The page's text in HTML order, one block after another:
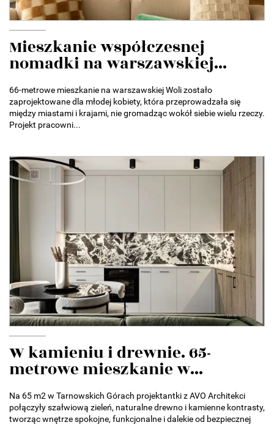
Mieszkanie współczesnej
nomadki na warszawskiej...
66-metrowe mieszkanie na warszawskiej Woli zostało
zaprojektowane dla młodej kobiety, która przeprowadzała się
między miastami i krajami, nie gromadząc wokół siebie wielu rzeczy.
Projekt pracowni...
W kamieniu i drewnie. 65-
metrowe mieszkanie w...
Na 65 m2 w Tarnowskich Górach projektantki z AVO Architekci
połączyły szałwiową zieleń, naturalne drewno i kamienne kontrasty,
tworząc wnętrze spokojne, funkcjonalne i dalekie od bezpiecznej